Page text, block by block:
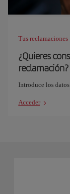
Tus reclamaciones
¿Quieres
reclamación?
Introduce los
Acceder